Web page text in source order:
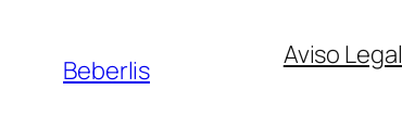
Beberlis Aviso Legal